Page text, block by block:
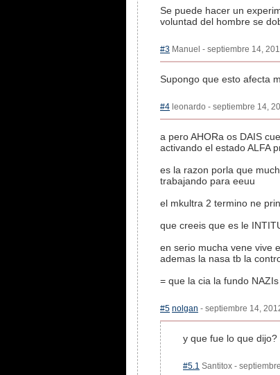
Se puede hacer un
voluntad del hombre se
#3 Manuel - septiembre 14,
Supongo que esto afecta
#4 leonardo - septiembre 14,
a pero AHORa os DAIS
activando el estado ALFA
es la razon porla que
trabajando para eeuu
el mkultra 2 termino ne
que creeis que es le
en serio mucha vene vive
ademas la nasa tb la
= que la cia la fundo
#5 nolgan - septiembre 14,
y que fue lo que dijo?
#5.1 Santitox -